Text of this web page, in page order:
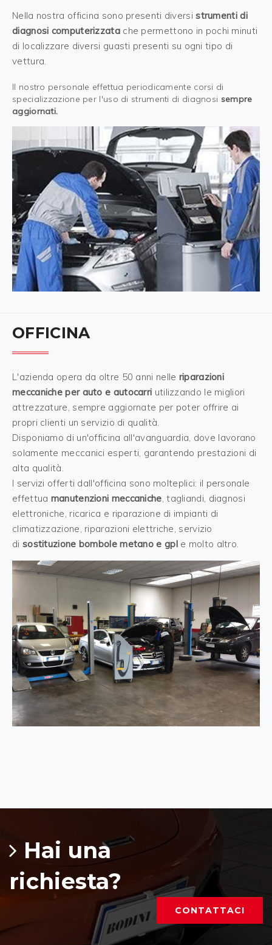
Nella nostra officina sono presenti diversistrumenti di
diagnosi computerizzata che permettono in pochi minuti
di localizzare diversi guasti presenti su ogni tipo di
vettura.
Il nostro personale effettua periodicamente corsi di
specializzazione per l'uso di strumenti di diagnosi sempre
aggiornati.
OFFICINA
L'azienda opera da oltre 50 anni nelle riparazioni
meccaniche per auto e autocarri utilizzando le migliori
attrezzature, sempre aggiornate per poter offrire ai
propri clienti un servizio di qualità.
Disponiamo di un'officina all'avanguardia, dove lavorano
solamente meccanici esperti, garantendo prestazioni di
alta qualità.
I servizi offerti dall'officina sono molteplici: il personale
effettua manutenzioni meccaniche, tagliandi, diagnosi
elettroniche, ricarica e riparazione di impianti di
climatizzazione, riparazioni elettriche, servizio
di sostituzione bombole metano e gpl e molto altro.
Hai una
richiesta?
CONTATTACI